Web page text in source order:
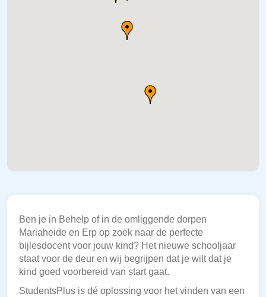
Ben je in Behelp of in de omliggende dorpen
Mariaheide en Erp op zoek naar de perfecte
bijlesdocent voor jouw kind? Het nieuwe schooljaar
staat voor de deur en wij begrijpen dat je wilt dat je
kind goed voorbereid van start gaat.
StudentsPlus is dé oplossing voor het vinden van een